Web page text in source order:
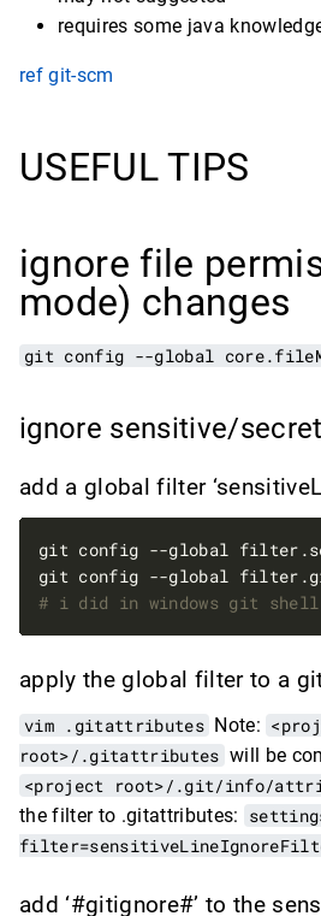
requires some java
ref git-scm
USEFUL TIPS
ignore file
mode) changes
git config --global
ignore sensitive/
add a global filter
git config --global
git config --global
# i did in windows git
apply the global filter to a
vim .gitattributes Note:
root>/.gitattributes will be
<project root>/.git/info/
the filter to .gitattributes:
add ‘#gitignore#’ to the